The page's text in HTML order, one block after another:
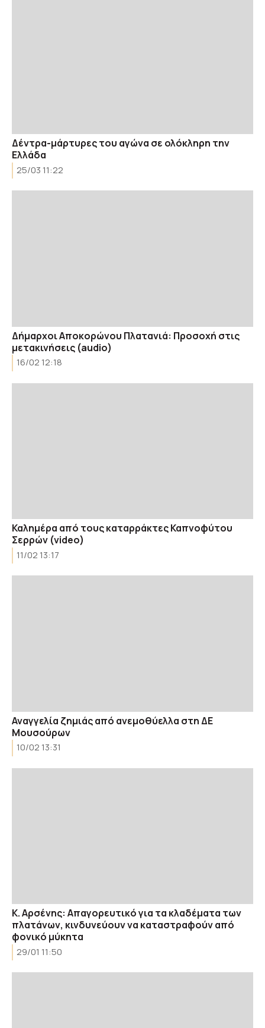
Δέντρα-μάρτυρες του αγώνα σε ολόκληρη την
Ελλάδα
25/03 11:22
Δήμαρχοι Αποκορώνου Πλατανιά: Προσοχή στις
μετακινήσεις (audio)
16/02 12:18
Καλημέρα από τους καταρράκτες Καπνοφύτου
Σερρών (video)
11/02 13:17
Αναγγελία ζημιάς από ανεμοθύελλα στη ΔΕ
Μουσούρων
10/02 13:31
Κ. Αρσένης: Απαγορευτικό για τα κλαδέματα των
πλατάνων, κινδυνεύουν να καταστραφούν από
φονικό μύκητα
29/01 11:50